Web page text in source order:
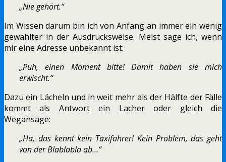
„Nie gehört.“
Im Wissen darum bin ich von Anfang an immer ein wenig
gewählter in der Ausdrucksweise. Meist sage ich, wenn
mir eine Adresse unbekannt ist:
„Puh, einen Moment bitte! Damit haben sie mich
erwischt.“
Dazu ein Lächeln und in weit mehr als der Hälfte der Fälle
kommt als Antwort ein Lacher oder gleich die
Wegansage:
„Ha, das kennt kein Taxifahrer! Kein Problem, das geht
von der Blablabla ab…“